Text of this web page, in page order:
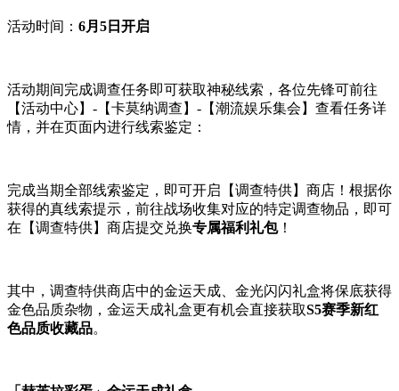
活动时间： 6月5日开启
活动期间完成调查任务即可获取神秘线索，各位先锋可前往
【活动中心】-【卡莫纳调查】-【潮流娱乐集会】查看任务详
情，并在页面内进行线索鉴定：
完成当期全部线索鉴定，即可开启【调查特供】商店！根据你
获得的真线索提示，前往战场收集对应的特定调查物品，即可
在【调查特供】商店提交兑换专属福利礼包！
其中，调查特供商店中的金运天成、金光闪闪礼盒将保底获得
金色品质杂物，金运天成礼盒更有机会直接获取S5赛季新红
色品质收藏品。